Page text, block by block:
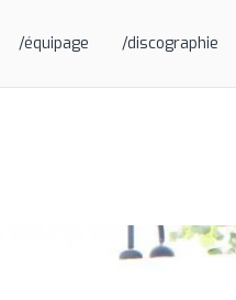
/équipage /discographie